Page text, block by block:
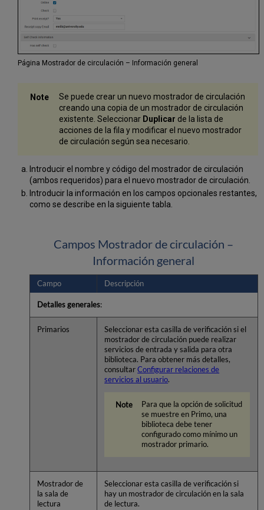
Página Mostrador de circulación – Información general
Se puede crear un nuevo mostrador de circulación
creando una copia de un mostrador de circulación
existente. Seleccionar Duplicar de la lista de
acciones de la fila y modificar el nuevo mostrador
de circulación según sea necesario.
Introducir el nombre y código del mostrador de circulación
(ambos requeridos) para el nuevo mostrador de circulación.
Introducir la información en los campos opcionales restantes,
como se describe en la siguiente tabla.
Campos Mostrador de circulación –
Información general
Campo Descripción
Detalles generales:
Primarios
Seleccionar esta casilla de verificación si el
mostrador de circulación puede realizar
servicios de entrada y salida para otra
biblioteca. Para obtener más detalles,
consultarConfigurar relaciones de
servicios al usuario.
Para que la opción de solicitud
se muestre en Primo, una
biblioteca debe tener
configurado como mínimo un
mostrador primario.
Mostrador de
la sala de
lectura
Seleccionar esta casilla de verificación si
hay un mostrador de circulación en la sala
de lectura.